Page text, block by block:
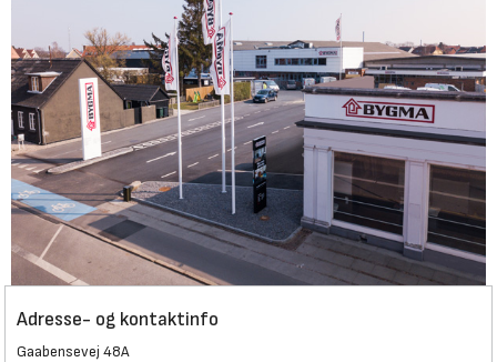
Adresse- og kontaktinfo
Gaabensevej 48A